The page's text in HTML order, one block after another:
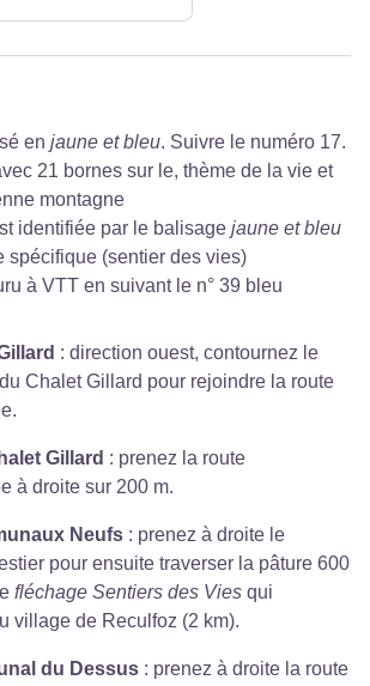
en jaune et bleu. Suivre le numéro 17.
21 bornes sur le, thème de la vie et
montagne
identifiée par le balisage jaune et bleu
spécifique (sentier des vies)
à VTT en suivant le n° 39 bleu
: direction ouest, contournez le
Chalet Gillard pour rejoindre la route
Gillard : prenez la route
à droite sur 200 m.
Neufs : prenez à droite le
pour ensuite traverser la pâture 600
fléchage Sentiers des Vies qui
village de Reculfoz (2 km).
du Dessus : prenez à droite la route